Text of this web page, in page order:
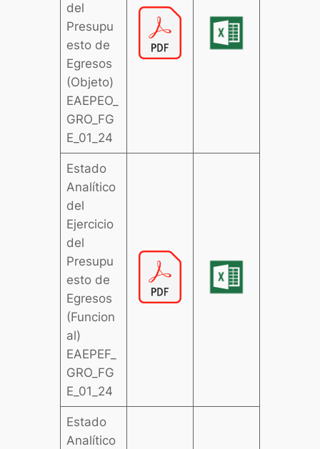
del
Presupu
esto de
Egresos
(Objeto)
EAEPEO_
GRO_FG
E_01_24
Estado
Analítico
del
Ejercicio
del
Presupu
esto de
Egresos
(Funcion
al)
EAEPEF_
GRO_FG
E_01_24
Estado
Analítico